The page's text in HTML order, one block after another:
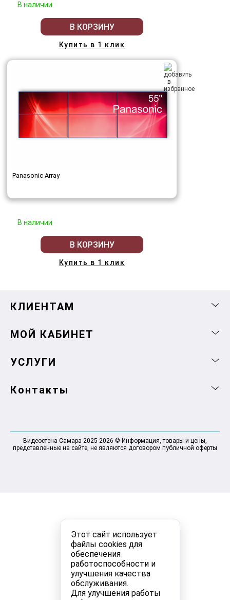
Этот сайт использует
файлы cookies для
обеспечения
работоспособности и
улучшения качества
обслуживания.
Для улучшения работы
В наличии
В КОРЗИНУ
Купить в 1 клик
Panasonic Array
В наличии
В КОРЗИНУ
Купить в 1 клик
КЛИЕНТАМ
МОЙ КАБИНЕТ
УСЛУГИ
Контакты
Видеостена Самара 2025-2026 © Информация, товары и цены,
представленные на сайте, не являются договором публичной оферты